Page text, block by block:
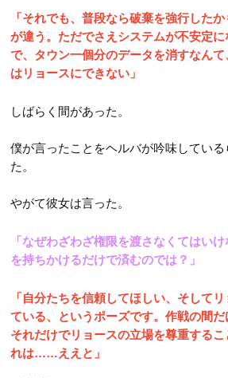
「それでも、普段なら破棄を強行した
が違う。ただでさえシステムが不安定
で、タウン一個分のデータを消すなん
はリョースにできない」
しばらく間があった。
僕が言ったことをヘルバが吟味してい
た。
やがて彼女は言った。
「なぜわざわざ権限を渡さなくてはい
を持ちかけるだけで済むのでは？」
「自分たちを信頼してほしい、そして
ている、というポーズです。作戦の間だ
それだけでリョースの立場を尊重する
れは……ええと」